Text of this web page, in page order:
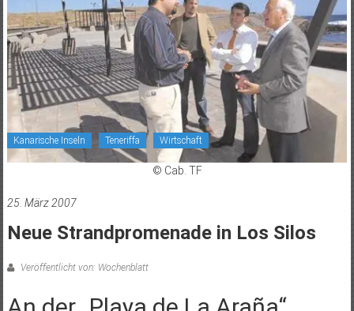
Kanarische Inseln Teneriffa Wirtschaft
© Cab. TF
25. März 2007
Neue Strandpromenade in Los Silos
Veröffentlicht von: Wochenblatt